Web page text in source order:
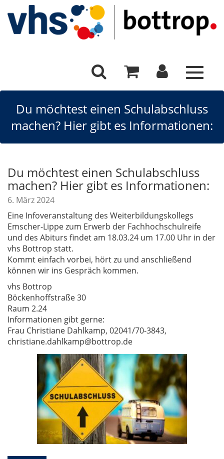
Toggle
Du möchtest einen Schulabschluss
machen? Hier gibt es Informationen:
Du möchtest einen Schulabschluss
machen? Hier gibt es Informationen:
6. März 2024
Eine Infoveranstaltung des Weiterbildungskollegs
Emscher-Lippe zum Erwerb der Fachhochschulreife
und des Abiturs findet am 18.03.24 um 17.00 Uhr in der
vhs Bottrop statt.
Kommt einfach vorbei, hört zu und anschließend
können wir ins Gespräch kommen.
vhs Bottrop
Böckenhoffstraße 30
Raum 2.24
Informationen gibt gerne:
Frau Christiane Dahlkamp, 02041/70-3843,
christiane.dahlkamp@bottrop.de